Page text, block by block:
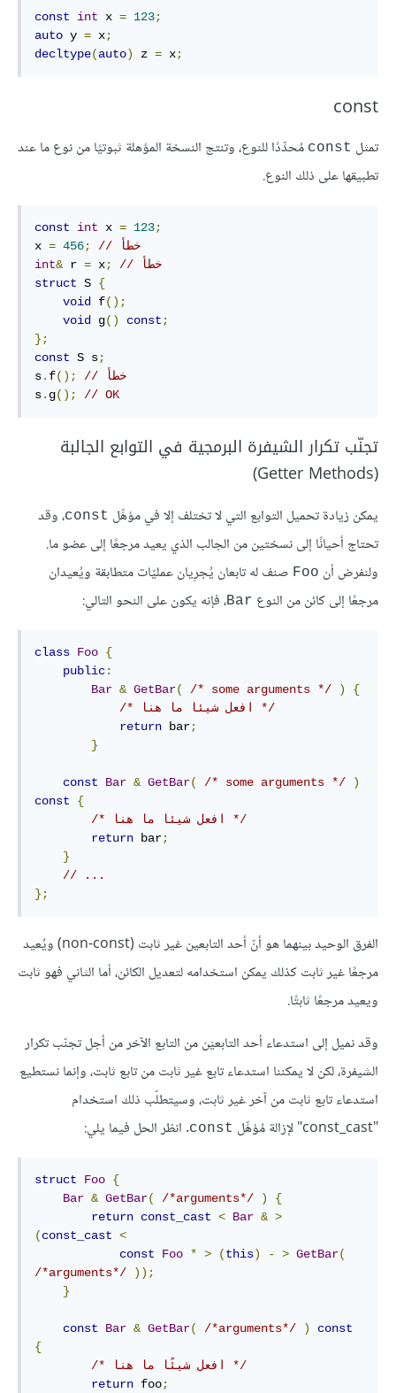
const int x = 123;
auto y = x;
decltype(auto) z = x;
const
تمثل const مُحدِّدًا للنوع، وتنتج النسخة المؤهلة ثبوتيًا من نوع ما عند
تطبيقها على ذلك النوع.
const int x = 123;
x = 456;
// خطأ
int& r = x;
// خطأ
struct S {
void f();
void g() const;
};
const S s;
s. f();
// خطأ
s. g(); // OK
تجنّب تكرار الشيفرة البرمجية في التوابع الجالبة
(Getter Methods)
يمكن زيادة تحميل التوابع التي لا تختلف إلا في مؤهِّل‏‏ ‎const‎، وقد
تحتاج أحيانًا إلى نسختين من الجالب الذي يعيد مرجعًا إلى عضو ما.
ولنفرض أن ‎Foo‎ صنف له تابعان يُجرِيان عمليّات متطابقة ويُعيدان
مرجعًا إلى كائن من النوع ‎Bar‎، فإنه يكون على النحو التالي:
class Foo {
public:
Bar & GetBar( /* some arguments */ )
{
/* افعل شيئا ما هنا */
return bar;
}
const Bar & GetBar( /* some arguments */
)
const
{
/* افعل شيئا ما هنا */
return bar;
}
// ...
};
الفرق الوحيد بينهما هو أنّ أحد التابعين غير ثابت (non-const) ويُعيد
مرجعًا غير ثابت كذلك يمكن استخدامه لتعديل الكائن، أما الثاني فهو ثابت
ويعيد مرجعًا ثابتًا.
وقد نميل إلى استدعاء أحد التابعيْن من التابع الآخر من أجل تجنّب تكرار
الشيفرة، لكن لا يمكننا استدعاء تابع غير ثابت من تابع ثابت، وإنما نستطيع
استدعاء تابع ثابت من آخر غير ثابت، وسيتطلّب ذلك استخدام
"const_cast" لإزالة مُؤهِّل
const. انظر الحل فيما يلي:
struct Foo {
Bar & GetBar( /*arguments*/ )
{
return const_cast < Bar & >
(const_cast <
const
Foo * > (this) - > GetBar(
/*arguments*/
));
}
const Bar & GetBar( /*arguments*/ )
const
{
/* افعل شيئًا ما هنا */
return foo;